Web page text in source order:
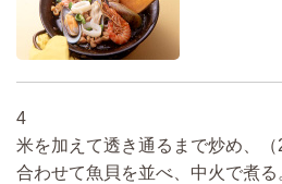
4
米を加えて透き通るまで炒め、
合わせて魚貝を並べ、中火で煮